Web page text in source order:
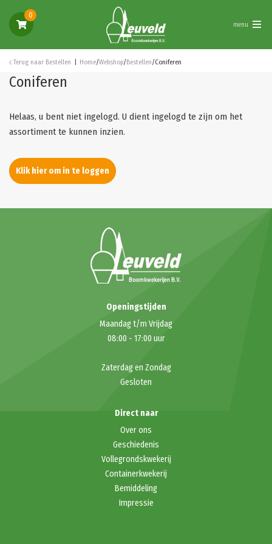
0
menu
Terug naar Bestellen Home/Webshop/Bestellen/Coniferen
Coniferen
Helaas, u bent niet ingelogd. U dient ingelogd te zijn om het
assortiment te kunnen inzien.
Klik hier om in te loggen
Openingstijden
Maandag t/m Vrijdag
08:00 - 17:00 uur
Zaterdag en Zondag
Gesloten
Direct naar
Over ons
Geschiedenis
Vollegrondskwekerij
Containerkwekerij
Bemiddeling
Impressie